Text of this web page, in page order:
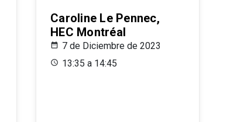
Caroline Le Pennec,
HEC Montréal
7 de Diciembre de 2023
13:35 a 14:45